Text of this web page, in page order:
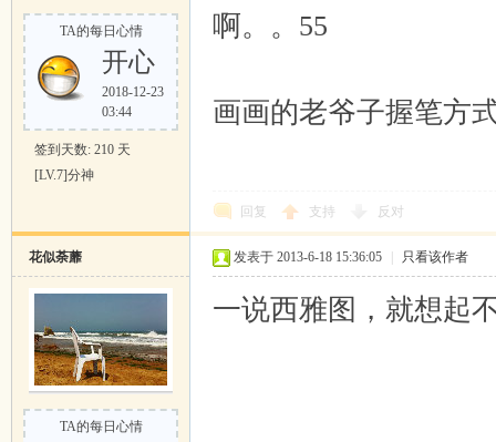
TA的每日心情
开心
2018-12-23
03:44
签到天数: 210 天
[LV.7]分神
啊。。55
画画的老爷子握笔方
回复 支持 反对
花似荼蘼
TA的每日心情
发表于 2013-6-18 15:36:05 只看该作者
一说西雅图，就想起